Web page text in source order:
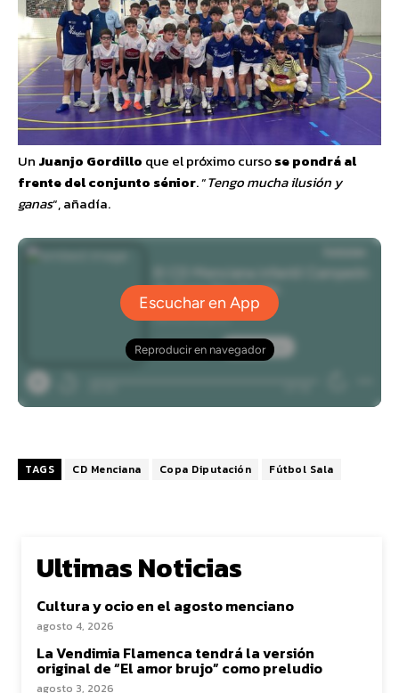
Un Juanjo Gordillo que el próximo cursose pondrá al
frente del conjunto sénior. “Tengo mucha ilusión y
ganas“, añadía.
TAGS CD Menciana Copa Diputación Fútbol Sala
Ultimas Noticias
Cultura y ocio en el agosto menciano
agosto 4, 2026
La Vendimia Flamenca tendrá la versión
original de “El amor brujo” como preludio
agosto 3, 2026